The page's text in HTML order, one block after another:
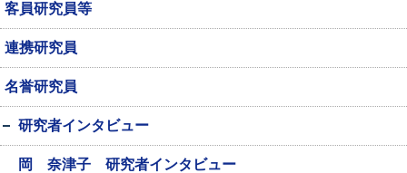
客員研究員等
連携研究員
名誉研究員
研究者インタビュー
岡 奈津子 研究者インタビュー